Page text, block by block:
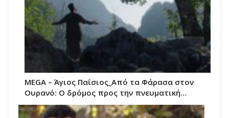
MEGA – Άγιος Παΐσιος_Από τα Φάρασα στον
Ουρανό: Ο δρόμος προς την πνευματική…